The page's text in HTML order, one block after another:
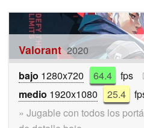
Valorant 2020
bajo 1280x720 64.4 fps
medio 1920x1080 25.4
» Jugable con todos los